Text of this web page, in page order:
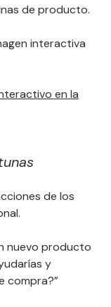
diferentes
de producto.
interactiva
de los